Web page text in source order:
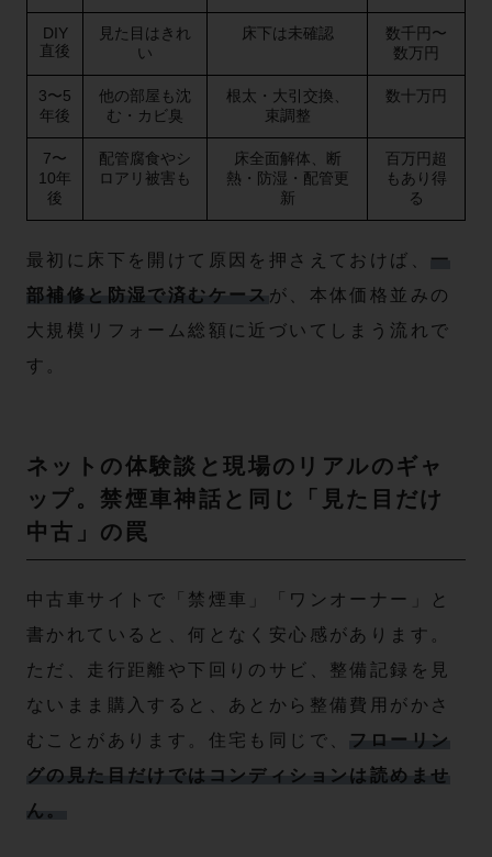
DIY
直後
見た目はきれ
い
床下は未確認
数千円〜
数万円
3〜5
年後
他の部屋も沈
む・カビ臭
根太・大引交換、
束調整
数十万円
7〜
10年
後
配管腐食やシ
ロアリ被害も
床全面解体、断
熱・防湿・配管更
新
百万円超
もあり得
る
最初に床下を開けて原因を押さえておけば、 一
部補修と防湿で済むケース が、本体価格並みの
大規模リフォーム総額に近づいてしまう流れで
す。
ネットの体験談と現場のリアルのギャ
ップ。禁煙車神話と同じ「見た目だけ
中古」の罠
中古車サイトで「禁煙車」「ワンオーナー」と
書かれていると、何となく安心感があります。
ただ、走行距離や下回りのサビ、整備記録を見
ないまま購入すると、あとから整備費用がかさ
むことがあります。住宅も同じで、 フローリン
グの見た目だけではコンディションは読めませ
ん。